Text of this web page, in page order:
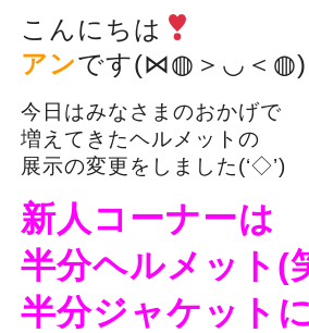
こんにちは
アンです(⋈◍＞◡＜
今日はみなさまのおかげで
増えてきたヘルメットの
展示の変更をしました(‘◇’)ゞ
新人コーナーは
半分ヘルメット(
半分ジャケット